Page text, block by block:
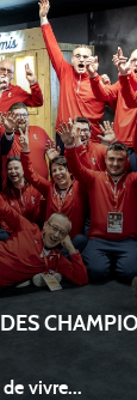
vivre...